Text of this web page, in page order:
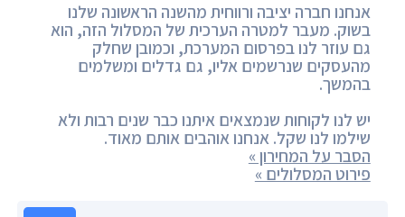
אנחנו חברה יציבה ורווחית מהשנה הראשונה שלנו
בשוק. מעבר למטרה הערכית של המסלול הזה, הוא
גם עוזר לנו בפרסום המערכת, וכמובן שחלק
מהעסקים שנרשמים אליו, גם גדלים ומשלמים
בהמשך.
יש לנו לקוחות שנמצאים איתנו כבר שנים רבות ולא
שילמו לנו שקל. אנחנו אוהבים אותם מאוד.
הסבר על המחירון »
פירוט המסלולים »